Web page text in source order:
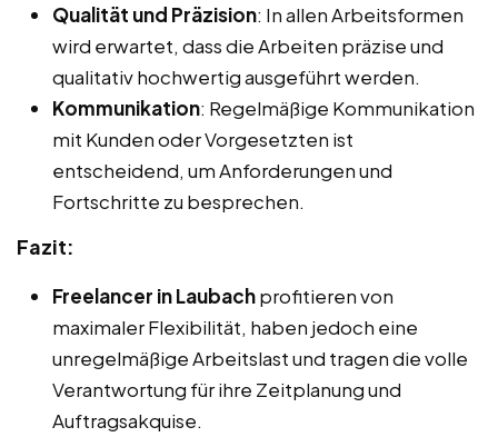
Qualität und Präzision: In allen Arbeitsformen
wird erwartet, dass die Arbeiten präzise und
qualitativ hochwertig ausgeführt werden.
Kommunikation: Regelmäßige Kommunikation
mit Kunden oder Vorgesetzten ist
entscheidend, um Anforderungen und
Fortschritte zu besprechen.
Fazit:
Freelancer in Laubachprofitieren von
maximaler Flexibilität, haben jedoch eine
unregelmäßige Arbeitslast und tragen die volle
Verantwortung für ihre Zeitplanung und
Auftragsakquise.